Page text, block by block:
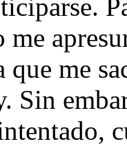
que me
Sin